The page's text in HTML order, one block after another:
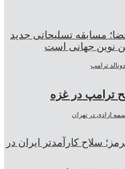
مسابقه تسلیحاتی جدید
نوین جهانی است
در غزه
سلاح کارآمدتر ایران در